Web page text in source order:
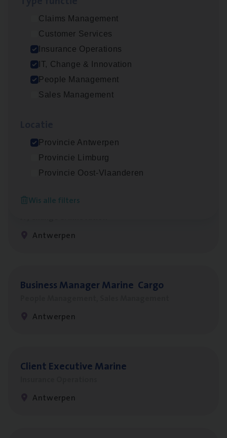
Claims Management
Customer Services
Insurance Operations
IT, Change & Innovation
People Management
Sales Management
Provincie Antwerpen
Provincie Limburg
Provincie Oost-Vlaanderen
Wis alle filters
Dos­sier­be­heer­der ver­ze­ke­rin­gen — Soci­al
Pro­fit en Public
Insurance Operations
Antwerpen
Insurance Operations
Beveren
Test Ana­lyst
Antwerpen
Busi­ness Mana­ger Mari­ne Cargo
Antwerpen
Client Exe­cu­ti­ve Marine
Antwerpen